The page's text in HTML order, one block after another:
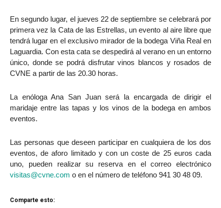
En segundo lugar, el jueves 22 de septiembre se celebrará por
primera vez la Cata de las Estrellas, un evento al aire libre que
tendrá lugar en el exclusivo mirador de la bodega Viña Real en
Laguardia. Con esta cata se despedirá al verano en un entorno
único, donde se podrá disfrutar vinos blancos y rosados de
CVNE a partir de las 20.30 horas.
La enóloga Ana San Juan será la encargada de dirigir el
maridaje entre las tapas y los vinos de la bodega en ambos
eventos.
Las personas que deseen participar en cualquiera de los dos
eventos, de aforo limitado y con un coste de 25 euros cada
uno, pueden realizar su reserva en el correo electrónico
visitas@cvne.com o en el número de teléfono 941 30 48 09.
Comparte esto: